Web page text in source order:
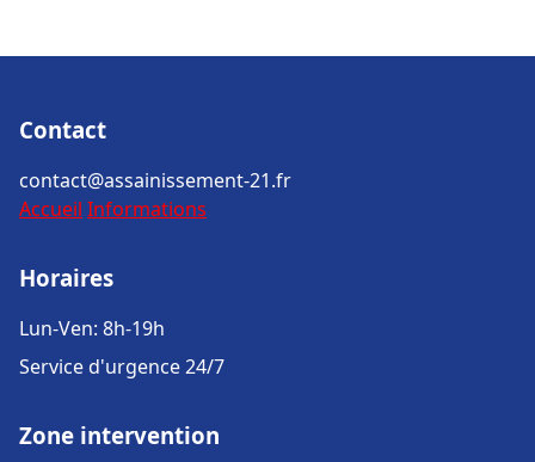
Contact
contact@assainissement-21.fr
Accueil Informations
Horaires
Lun-Ven: 8h-19h
Service d'urgence 24/7
Zone intervention